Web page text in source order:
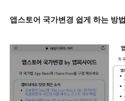
앱스토어 국가변경 쉽게 하는 방법